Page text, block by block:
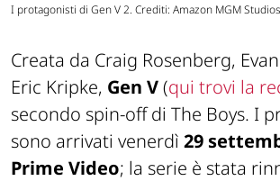
I protagonisti di Gen V 2. Crediti: Amazon MGM
Creata da Craig Rosenberg,
Eric Kripke, Gen V(qui trovi la
secondo spin-off di The Boys. I
sono arrivati venerdì 29
Prime Video; la serie è stata